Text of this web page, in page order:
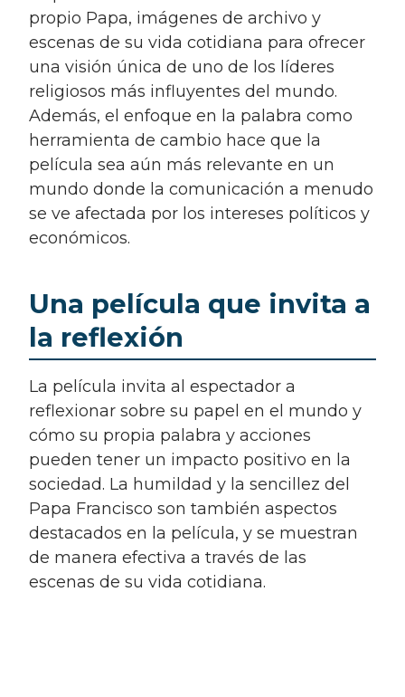
propio Papa, imágenes de archivo y
escenas de su vida cotidiana para ofrecer
una visión única de uno de los líderes
religiosos más influyentes del mundo.
Además, el enfoque en la palabra como
herramienta de cambio hace que la
película sea aún más relevante en un
mundo donde la comunicación a menudo
se ve afectada por los intereses políticos y
económicos.
Una película que invita a
la reflexión
La película invita al espectador a
reflexionar sobre su papel en el mundo y
cómo su propia palabra y acciones
pueden tener un impacto positivo en la
sociedad. La humildad y la sencillez del
Papa Francisco son también aspectos
destacados en la película, y se muestran
de manera efectiva a través de las
escenas de su vida cotidiana.